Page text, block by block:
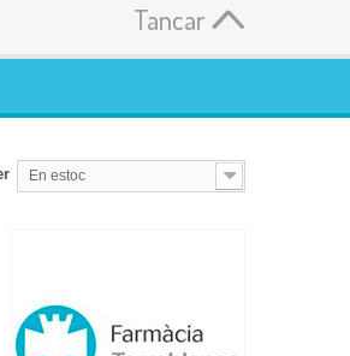
Tancar
En estoc